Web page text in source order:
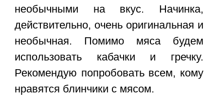
необычными на вкус. Начинка,
действительно, очень оригинальная и
необычная. Помимо мяса будем
использовать кабачки и гречку.
Рекомендую попробовать всем, кому
нравятся блинчики с мясом.